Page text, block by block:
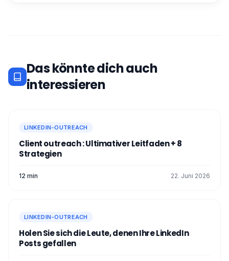
Das könnte dich auch
interessieren
LINKEDIN-OUTREACH
Client outreach : Ultimativer Leitfaden + 8
Strategien
12 min 22. Juni 2026
LINKEDIN-OUTREACH
Holen Sie sich die Leute, denen Ihre LinkedIn
Posts gefallen